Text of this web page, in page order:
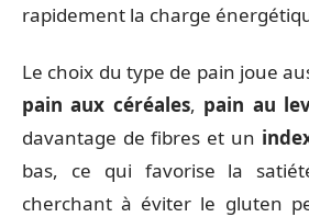
rapidement la charge
Le choix du type de pain joue
pain aux céréales, pain au
davantage de fibres et un
bas, ce qui favorise la
cherchant à éviter le gluten